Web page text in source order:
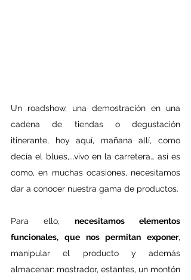
Un roadshow, una demostración en una
cadena de tiendas o degustación
itinerante, hoy aquí, mañana allí, como
decía el blues,...vivo en la carretera… así es
como, en muchas ocasiones, necesitamos
dar a conocer nuestra gama de productos.
Para ello, necesitamos elementos
funcionales, que nos permitan exponer,
manipular el producto y además
almacenar: mostrador, estantes, un montón